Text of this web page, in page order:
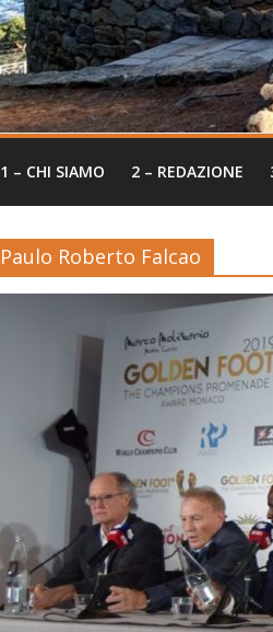
1 – CHI SIAMO 2 – REDAZIONE
Paulo Roberto Falcao